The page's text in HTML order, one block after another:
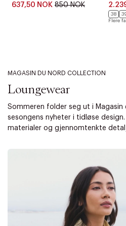
637,50 NOK 850 NOK
38
Flere
MAGASIN DU NORD COLLECTION
Loungewear
Sommeren folder seg ut i Magasin
sesongens nyheter i tidløse
materialer og gjennomtenkte